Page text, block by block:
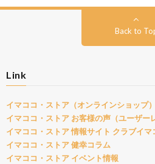
Back to
Link
イマココ・ストア（オンラインショップ）
イマココ・ストア お客様の声（ユーザー
イマココ・ストア 情報サイト クラブイマ
イマココ・ストア 健幸コラム
イマココ・ストア イベント情報